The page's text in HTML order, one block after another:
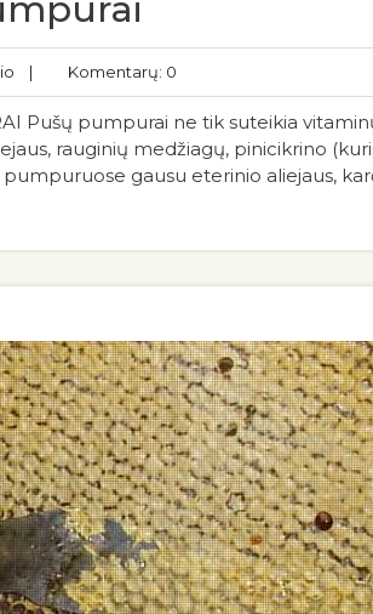
| Komentarų: 0
Pušų pumpurai ne tik suteikia
rauginių medžiagų, pinicikrino
pumpuruose gausu eterinio aliejaus,